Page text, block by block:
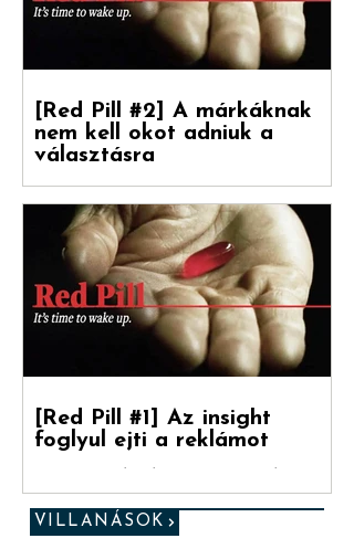
[Red Pill #2] A márkáknak
nem kell okot adniuk a
választásra
Debreceni Jánossal, a Hogyan nőnek a
márkák című könyv fordítójával
beszélgettünk a marketinges
paradigmaváltásról és annak megannyi...
[Red Pill #1] Az insight
foglyul ejti a reklámot
„Ez az utolsó esélyed. (...) Ha a kéket